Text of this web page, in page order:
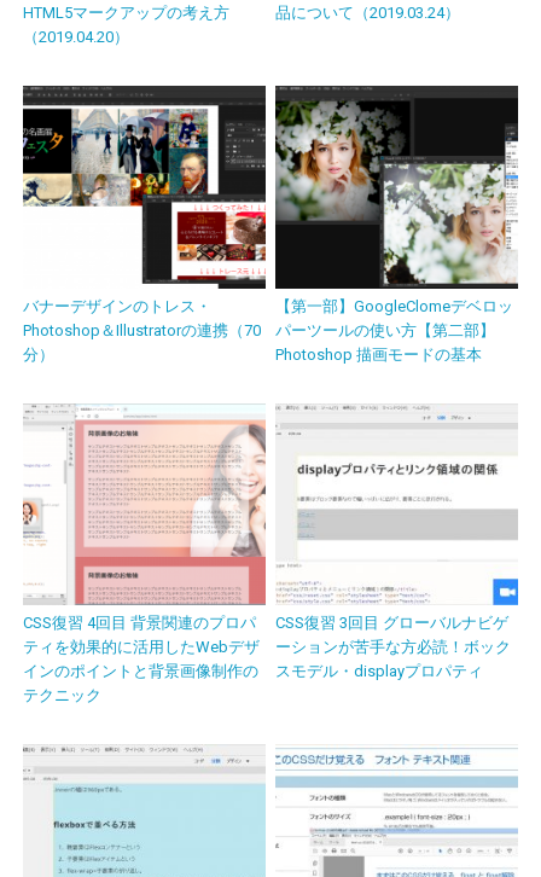
HTML5マークアップの考え方
（2019.04.20）
品について（2019.03.24）
バナーデザインのトレス・
Photoshop＆Illustratorの連携（70
分）
【第一部】GoogleClomeデベロッ
パーツールの使い方【第二部】
Photoshop 描画モードの基本
CSS復習 4回目 背景関連のプロパ
ティを効果的に活用したWebデザ
インのポイントと背景画像制作の
テクニック
CSS復習 3回目 グローバルナビゲ
ーションが苦手な方必読！ボック
スモデル・displayプロパティ